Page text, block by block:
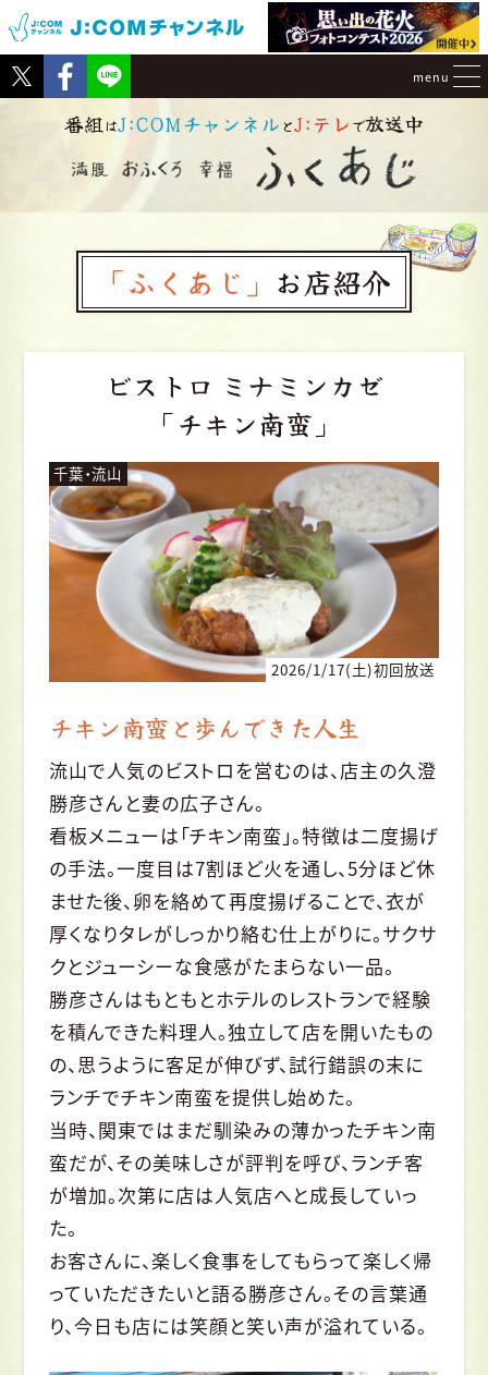
Tweet Facebook
menu
番組はJ:COMチャンネル とJ:テレ で放送中
「ふくあじ」 お店紹介
ビストロ ミナミンカゼ
「チキン南蛮」
千葉・流山
2026/1/17(土)初回放送
チキン南蛮と歩んできた人生
流山で人気のビストロを営むのは、店主の久澄
勝彦さんと妻の広子さん。
看板メニューは「チキン南蛮」。特徴は二度揚げ
の手法。一度目は7割ほど火を通し、5分ほど休
ませた後、卵を絡めて再度揚げることで、衣が
厚くなりタレがしっかり絡む仕上がりに。サクサ
クとジューシーな食感がたまらない一品。
勝彦さんはもともとホテルのレストランで経験
を積んできた料理人。独立して店を開いたもの
の、思うように客足が伸びず、試行錯誤の末に
ランチでチキン南蛮を提供し始めた。
当時、関東ではまだ馴染みの薄かったチキン南
蛮だが、その美味しさが評判を呼び、ランチ客
が増加。次第に店は人気店へと成長していっ
た。
お客さんに、楽しく食事をしてもらって楽しく帰
っていただきたいと語る勝彦さん。その言葉通
り、今日も店には笑顔と笑い声が溢れている。